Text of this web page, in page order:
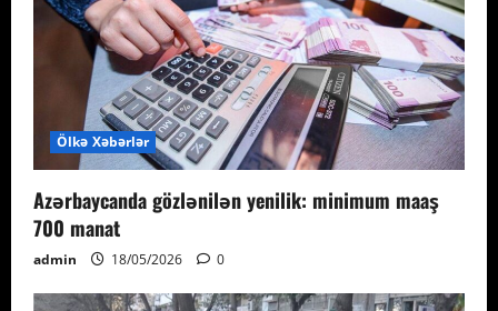
Ölkə Xəbərlər
Azərbaycanda gözlənilən yenilik: minimum maaş
700 manat
admin 18/05/2026 0